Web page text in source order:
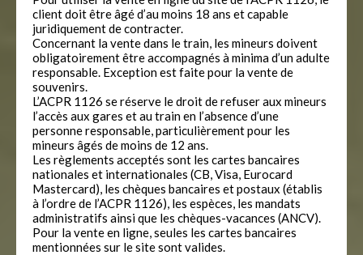
client doit être âgé d’au moins 18 ans et capable
juridiquement de contracter.
Concernant la vente dans le train, les mineurs doivent
obligatoirement être accompagnés à minima d’un adulte
responsable. Exception est faite pour la vente de
souvenirs.
L’ACPR 1126 se réserve le droit de refuser aux mineurs
l’accès aux gares et au train en l’absence d’une
personne responsable, particulièrement pour les
mineurs âgés de moins de 12 ans.
Les règlements acceptés sont les cartes bancaires
nationales et internationales (CB, Visa, Eurocard
Mastercard), les chèques bancaires et postaux (établis
à l’ordre de l’ACPR 1126), les espèces, les mandats
administratifs ainsi que les chèques-vacances (ANCV).
Pour la vente en ligne, seules les cartes bancaires
mentionnées sur le site sont valides.